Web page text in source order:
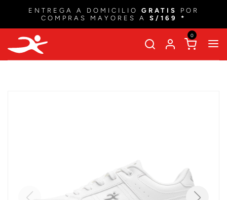
ENTREGA A DOMICILIO GRATIS
POR
COMPRAS MAYORES A S/169 *
0